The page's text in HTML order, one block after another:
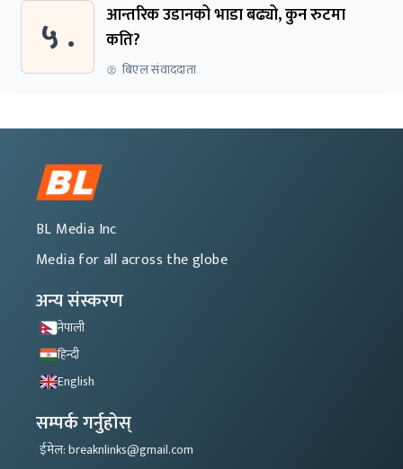
५ .
आन्तरिक उडानको भाडा बढ्यो, कुन रुटमा
कति?
बिएल संवाददाता
BL Media Inc
Media for all across the globe
अन्य संस्करण
नेपाली
हिन्दी
English
सम्पर्क गर्नुहोस्
ईमेल: breaknlinks@gmail.com